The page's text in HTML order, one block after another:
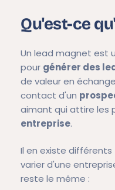
Qu'est-ce
Un lead magnet est
pour générer des
de valeur en
contact d'un
aimant qui attire les
entreprise.
Il en existe
varier d'une
reste le même :